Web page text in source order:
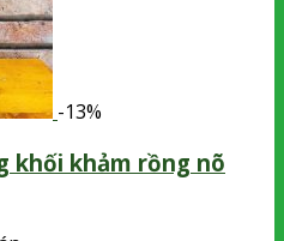
-13%
khối khảm rồng nõ